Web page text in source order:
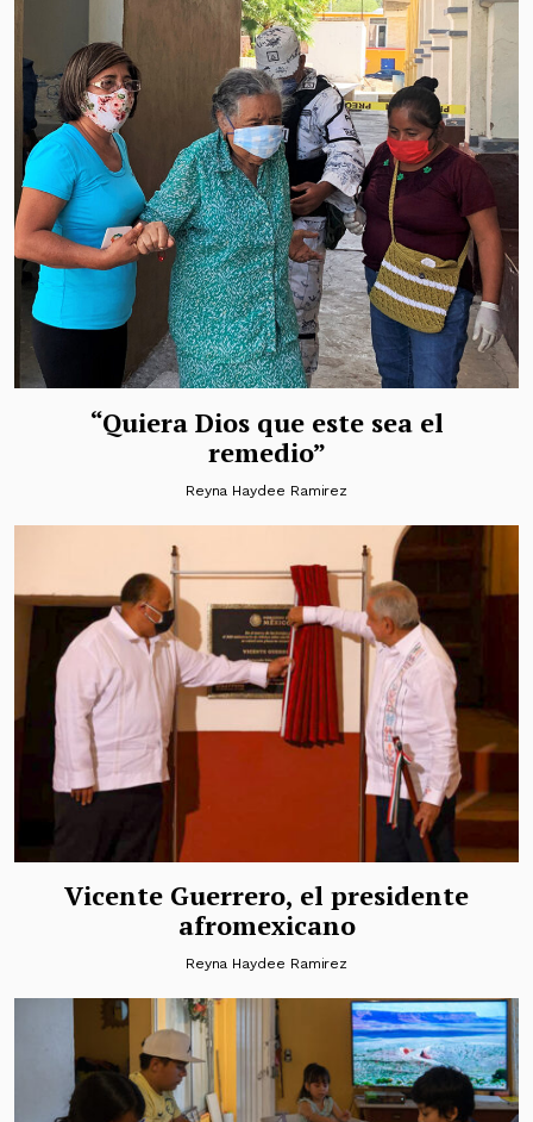
“Quiera Dios que este sea el
remedio”
Reyna Haydee Ramirez
Vicente Guerrero, el presidente
afromexicano
Reyna Haydee Ramirez